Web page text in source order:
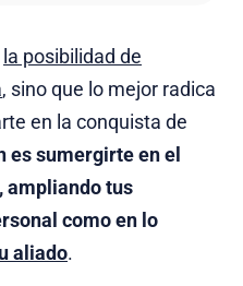
la posibilidad de
, sino que lo mejor radica
en la conquista de
es sumergirte en el
ampliando tus
como en lo
aliado.